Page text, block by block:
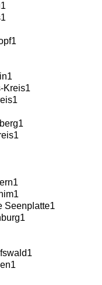
1
1
1
1
Kreis1
1
1
1
1
1
Seenplatte1
1
1
1